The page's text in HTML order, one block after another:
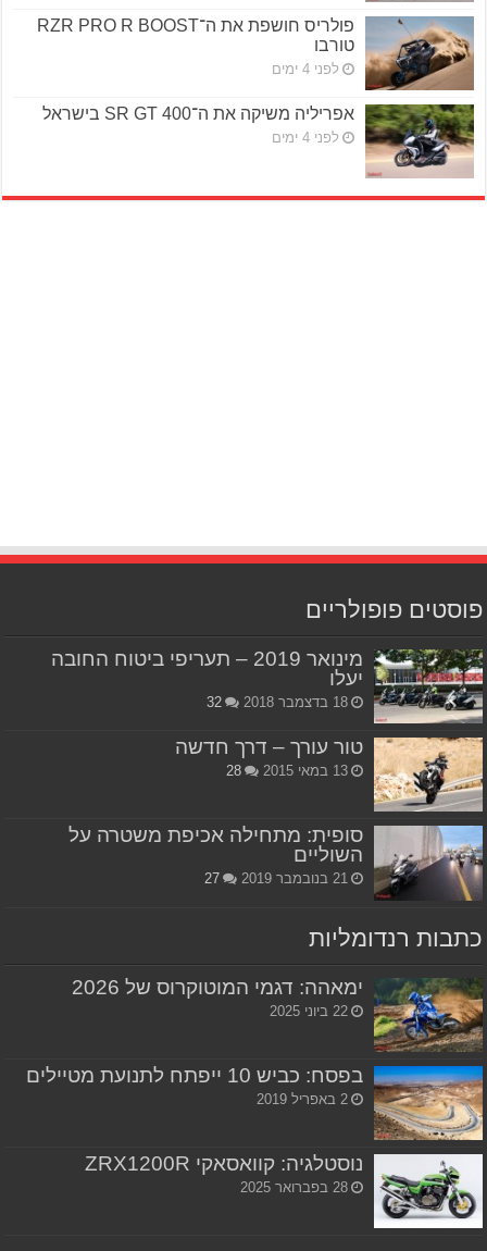
פולריס חושפת את ה־RZR PRO R BOOST
טורבו
לפני 4 ימים
אפריליה משיקה את ה־SR GT 400 בישראל
לפני 4 ימים
פוסטים פופולריים
מינואר 2019 – תעריפי ביטוח החובה
יעלו
18 בדצמבר 2018 32
טור עורך – דרך חדשה
13 במאי 2015 28
סופית: מתחילה אכיפת משטרה על
השוליים
21 בנובמבר 2019 27
כתבות רנדומליות
ימאהה: דגמי המוטוקרוס של 2026
22 ביוני 2025
בפסח: כביש 10 ייפתח לתנועת מטיילים
2 באפריל 2019
נוסטלגיה: קוואסאקי ZRX1200R
28 בפברואר 2025